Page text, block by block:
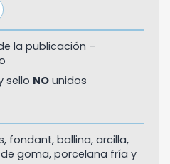
la publicación –
sello NO unidos
fondant, ballina, arcilla,
goma, porcelana fría y